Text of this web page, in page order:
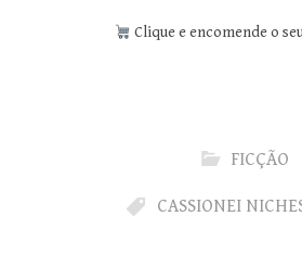
Clique e encomende o
FICÇÃO
CASSIONEI